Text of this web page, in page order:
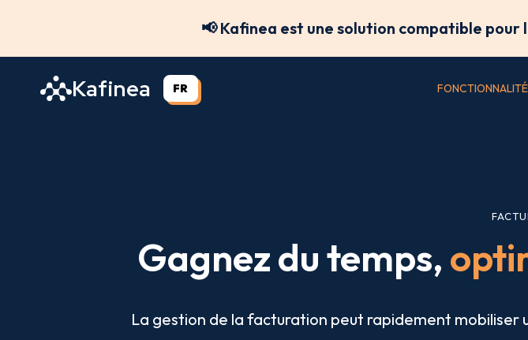
📢 Kafinea est une solution compatible
Kafinea FR
Gagnez du temps,
La gestion de la facturation peut rapidement mobiliser